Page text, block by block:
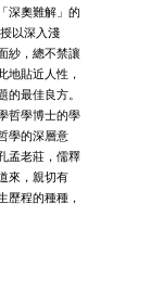
深奧難解」的
以深入淺
紗，總不禁讓
地貼近人性，
的最佳良方。
哲學博士的學
學的深層意
孟老莊，儒釋
來，親切有
歷程的種種，